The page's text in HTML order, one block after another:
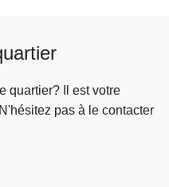
quartier? Il est votre
pas à le contacter